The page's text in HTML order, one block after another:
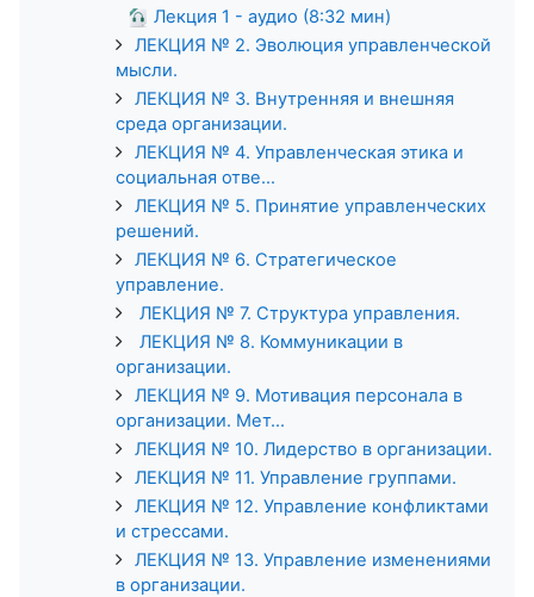
Лекция 1 - аудио (8:32 мин)
ЛЕКЦИЯ № 2. Эволюция управленческой
мысли.
ЛЕКЦИЯ № 3. Внутренняя и внешняя
среда организации.
ЛЕКЦИЯ № 4. Управленческая этика и
социальная отве...
ЛЕКЦИЯ № 5. Принятие управленческих
решений.
ЛЕКЦИЯ № 6. Стратегическое
управление.
ЛЕКЦИЯ № 7. Структура управления.
ЛЕКЦИЯ № 8. Коммуникации в
организации.
ЛЕКЦИЯ № 9. Мотивация персонала в
организации. Мет...
ЛЕКЦИЯ № 10. Лидерство в организации.
ЛЕКЦИЯ № 11. Управление группами.
ЛЕКЦИЯ № 12. Управление конфликтами
и стрессами.
ЛЕКЦИЯ № 13. Управление изменениями
в организации.